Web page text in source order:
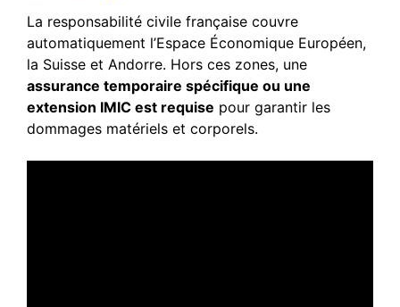
La responsabilité civile française couvre
automatiquement l’Espace Économique Européen,
la Suisse et Andorre. Hors ces zones, une
assurance temporaire spécifique ou une
extension IMIC est requise pour garantir les
dommages matériels et corporels.